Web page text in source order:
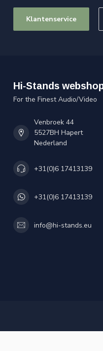
Klantenservice
Hi-Stands
For the Finest Audio/Video
Venbroek 44
5527BH Hapert
Nederland
+31(0)6 17413139
+31(0)6 17413139
info@hi-stands.eu